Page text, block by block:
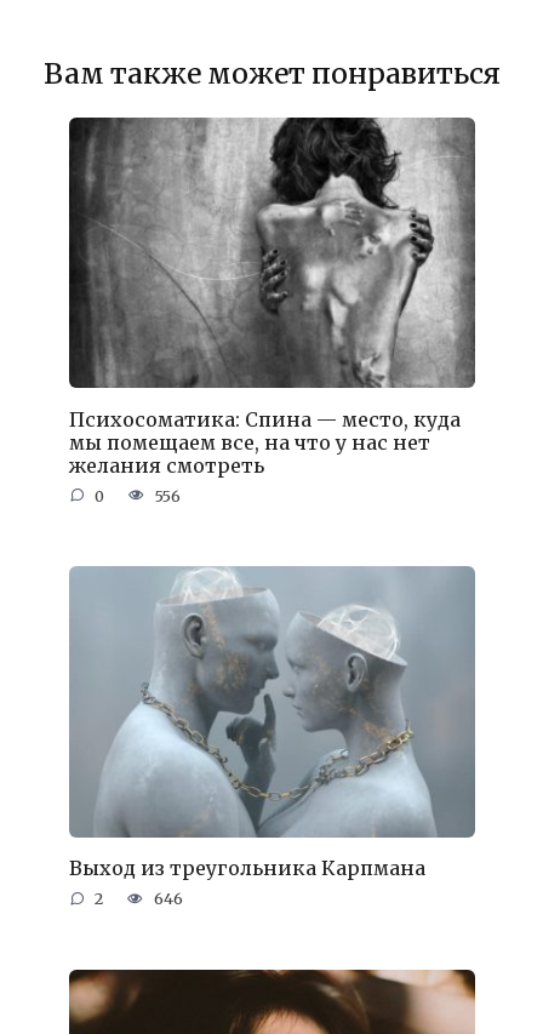
Вам также может понравиться
Психосоматика: Спина — место, куда
мы помещаем все, на что у нас нет
желания смотреть
0 556
Выход из треугольника Карпмана
2 646